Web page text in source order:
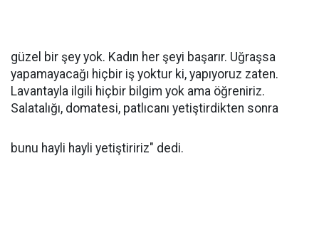
güzel bir şey yok. Kadın her şeyi başarır. Uğraşsa
yapamayacağı hiçbir iş yoktur ki, yapıyoruz zaten.
Lavantayla ilgili hiçbir bilgim yok ama öğreniriz.
Salatalığı, domatesi, patlıcanı yetiştirdikten sonra
bunu hayli hayli yetiştiririz" dedi.